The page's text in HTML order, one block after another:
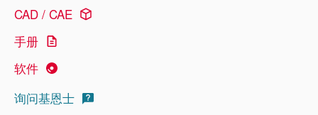
CAD / CAE
手册
软件
询问基恩士